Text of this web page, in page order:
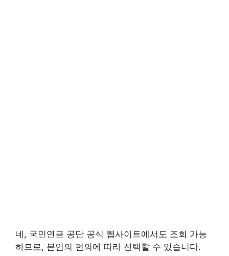
네, 국민연금 공단 공식 웹사이트에서도 조회 가능
하므로, 본인의 편의에 따라 선택할 수 있습니다.